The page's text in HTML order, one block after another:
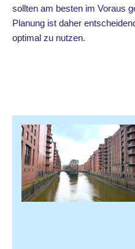
sollten am besten im Voraus
Planung ist daher
optimal zu nutzen.